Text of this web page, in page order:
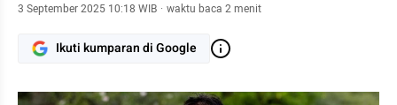
3 September 2025 10:18 WIB · waktu baca 2 menit
Ikuti kumparan di Google